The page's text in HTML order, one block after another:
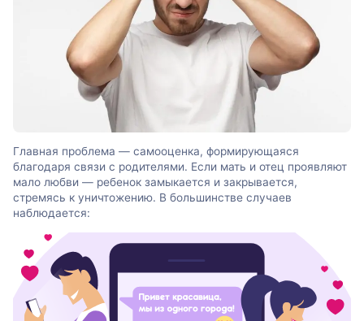
Главная проблема — самооценка, формирующаяся
благодаря связи с родителями. Если мать и отец проявляют
мало любви — ребенок замыкается и закрывается,
стремясь к уничтожению. В большинстве случаев
наблюдается: